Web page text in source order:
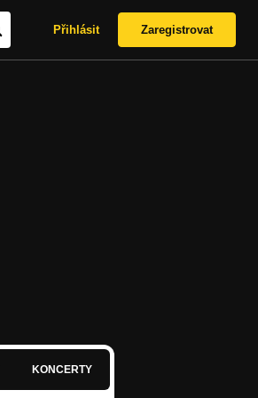
Přihlásit Zaregistrovat
KONCERTY